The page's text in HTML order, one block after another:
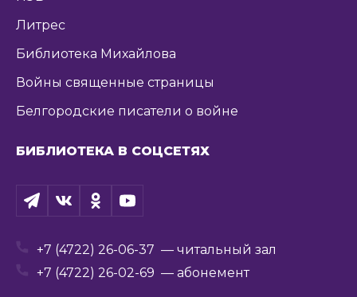
Литрес
Библиотека Михайлова
Войны священные страницы
Белгородские писатели о войне
БИБЛИОТЕКА В СОЦСЕТЯХ
+7 (4722) 26-06-37 — читальный зал
+7 (4722) 26-02-69 — абонемент